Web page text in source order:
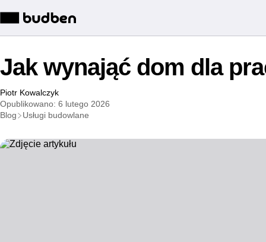
Jak wynająć dom dla
Piotr Kowalczyk
Opublikowano: 6 lutego 2026
Blog
Usługi budowlane